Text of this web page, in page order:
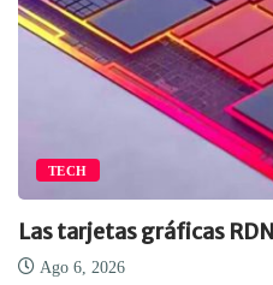
TECH
Las tarjetas gráficas
Ago 6, 2026